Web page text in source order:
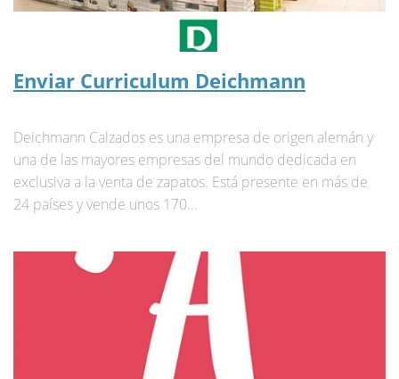
Enviar Curriculum Deichmann
Deichmann Calzados es una empresa de origen alemán y
una de las mayores empresas del mundo dedicada en
exclusiva a la venta de zapatos. Está presente en más de
24 países y vende unos 170...